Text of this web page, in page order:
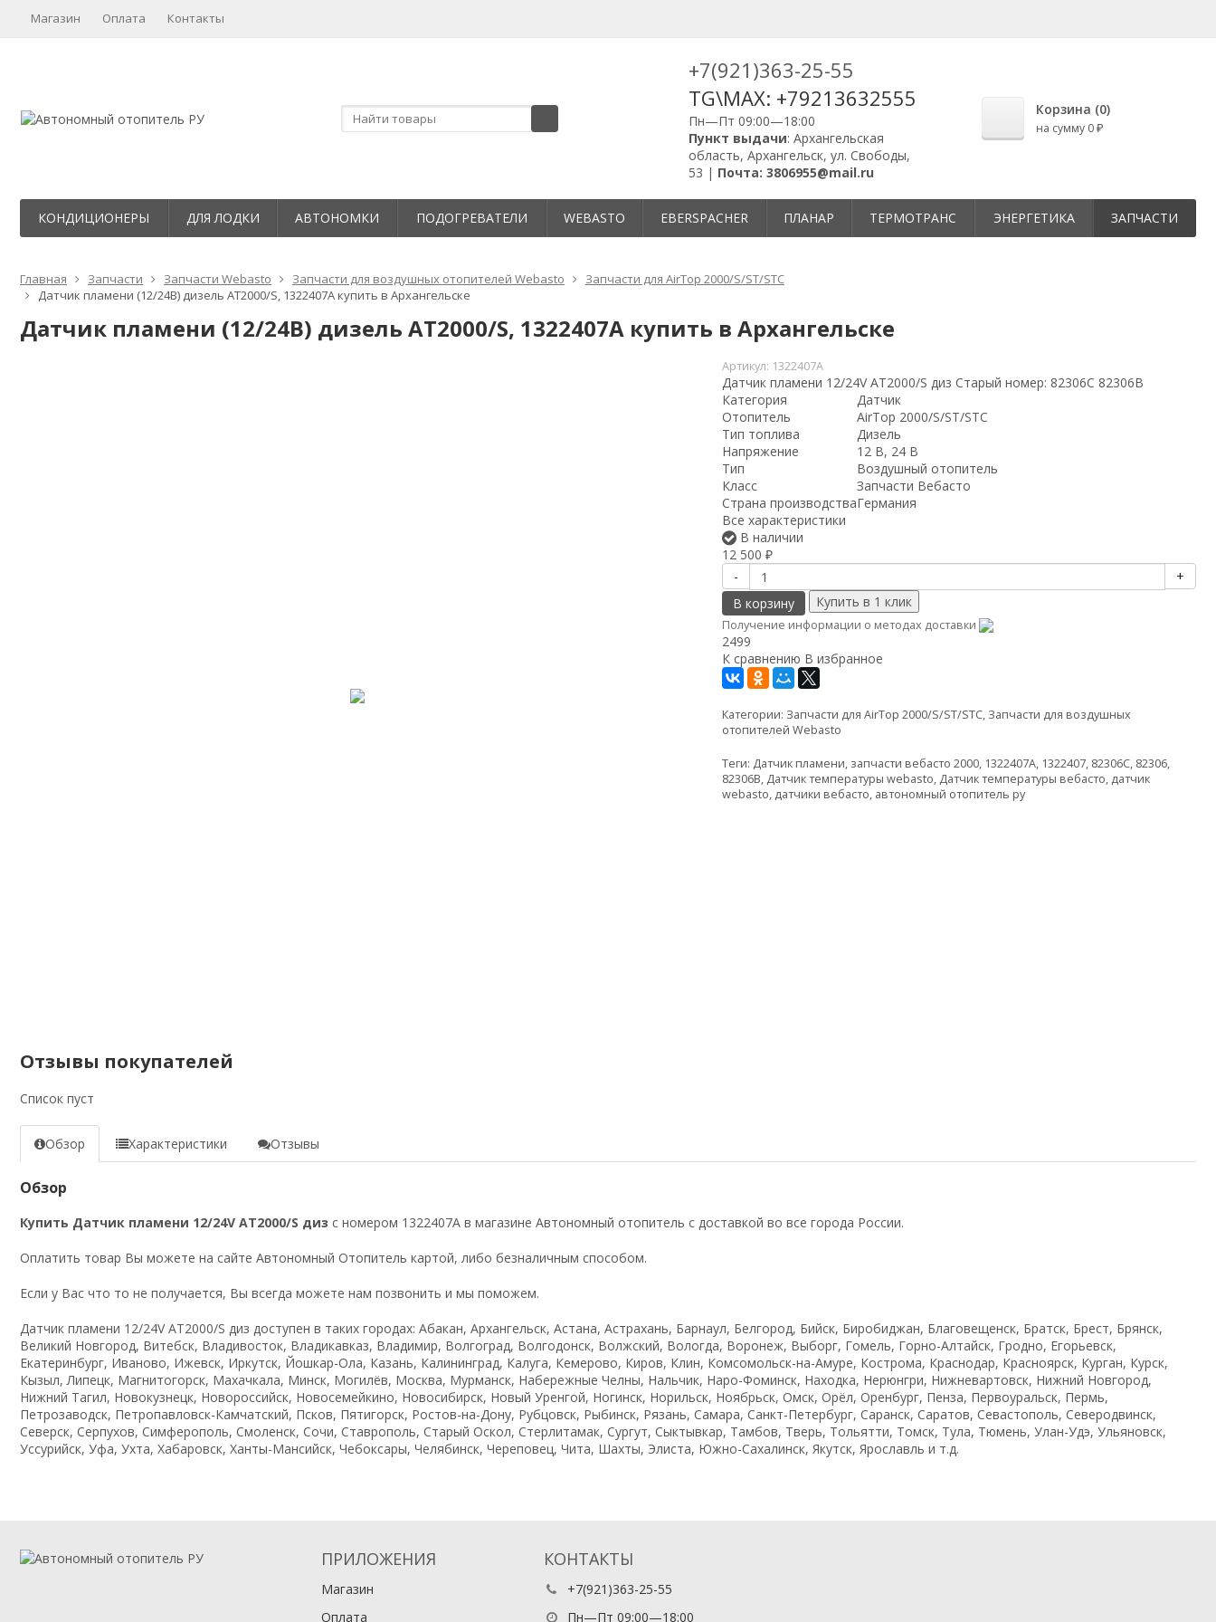
Магазин Оплата Контакты
+7(921)363-25-55
TG\MAX: +79213632555
Пн—Пт 09:00—18:00
Пункт выдачи: Архангельская
область, Архангельск, ул. Свободы,
53 | Почта: 3806955@mail.ru
Корзина (0)
на сумму 0 ₽
КОНДИЦИОНЕРЫ ДЛЯ ЛОДКИ АВТОНОМКИ ПОДОГРЕВАТЕЛИ WEBASTO EBERSPACHER ПЛАНАР ТЕРМОТРАНС ЭНЕРГЕТИКА ЗАПЧАСТИ
Главная Запчасти Запчасти Webasto Запчасти для воздушных отопителей Webasto
Запчасти для AirTop 2000/S/ST/STC
Датчик пламени (12/24В) дизель AT2000/S, 1322407A купить в Архангельске
Датчик пламени (12/24В) дизель AT2000/S, 1322407A купить в Архангельске
Артикул: 1322407A
Датчик пламени 12/24V AT2000/S диз Старый номер: 82306C 82306В
Категория
Датчик
Отопитель
AirTop 2000/S/ST/STC
Тип топлива
Дизель
Напряжение
12 В, 24 В
Тип
Воздушный отопитель
Класс
Запчасти Вебасто
Страна производстваГермания
Все характеристики
В наличии
12 500 ₽
-
+
В корзину
Получение информации о методах доставки
2499
К сравнению В избранное
Категории: Запчасти для AirTop 2000/S/ST/STC, Запчасти для воздушных
отопителей Webasto
Теги: Датчик пламени, запчасти вебасто 2000, 1322407A, 1322407, 82306C, 82306,
82306В, Датчик температуры webasto, Датчик температуры вебасто, датчик
webasto, датчики вебасто, автономный отопитель ру
Отзывы покупателей
Список пуст
Обзор Характеристики Отзывы
Обзор
Купить Датчик пламени 12/24V AT2000/S диз с номером 1322407A в магазине Автономный отопитель с доставкой во все города России.
Оплатить товар Вы можете на сайте Автономный Отопитель картой, либо безналичным способом.
Если у Вас что то не получается, Вы всегда можете нам позвонить и мы поможем.
Датчик пламени 12/24V AT2000/S диз доступен в таких городах: Абакан, Архангельск, Астана, Астрахань, Барнаул, Белгород, Бийск, Биробиджан, Благовещенск, Братск, Брест, Брянск,
Великий Новгород, Витебск, Владивосток, Владикавказ, Владимир, Волгоград, Волгодонск, Волжский, Вологда, Воронеж, Выборг, Гомель, Горно-Алтайск, Гродно, Егорьевск,
Екатеринбург, Иваново, Ижевск, Иркутск, Йошкар-Ола, Казань, Калининград, Калуга, Кемерово, Киров, Клин, Комсомольск-на-Амуре, Кострома, Краснодар, Красноярск, Курган, Курск,
Кызыл, Липецк, Магнитогорск, Махачкала, Минск, Могилёв, Москва, Мурманск, Набережные Челны, Нальчик, Наро-Фоминск, Находка, Нерюнгри, Нижневартовск, Нижний Новгород,
Нижний Тагил, Новокузнецк, Новороссийск, Новосемейкино, Новосибирск, Новый Уренгой, Ногинск, Норильск, Ноябрьск, Омск, Орёл, Оренбург, Пенза, Первоуральск, Пермь,
Петрозаводск, Петропавловск-Камчатский, Псков, Пятигорск, Ростов-на-Дону, Рубцовск, Рыбинск, Рязань, Самара, Санкт-Петербург, Саранск, Саратов, Севастополь, Северодвинск,
Северск, Серпухов, Симферополь, Смоленск, Сочи, Ставрополь, Старый Оскол, Стерлитамак, Сургут, Сыктывкар, Тамбов, Тверь, Тольятти, Томск, Тула, Тюмень, Улан-Удэ, Ульяновск,
Уссурийск, Уфа, Ухта, Хабаровск, Ханты-Мансийск, Чебоксары, Челябинск, Череповец, Чита, Шахты, Элиста, Южно-Сахалинск, Якутск, Ярославль и т.д.
ПРИЛОЖЕНИЯ
Магазин
Оплата
КОНТАКТЫ
+7(921)363-25-55
Пн—Пт 09:00—18:00